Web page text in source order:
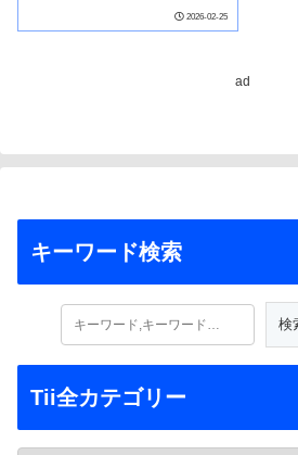
Researchers Map a Path
2026-02-25
ad
キーワード検索
Tii全カテゴリー